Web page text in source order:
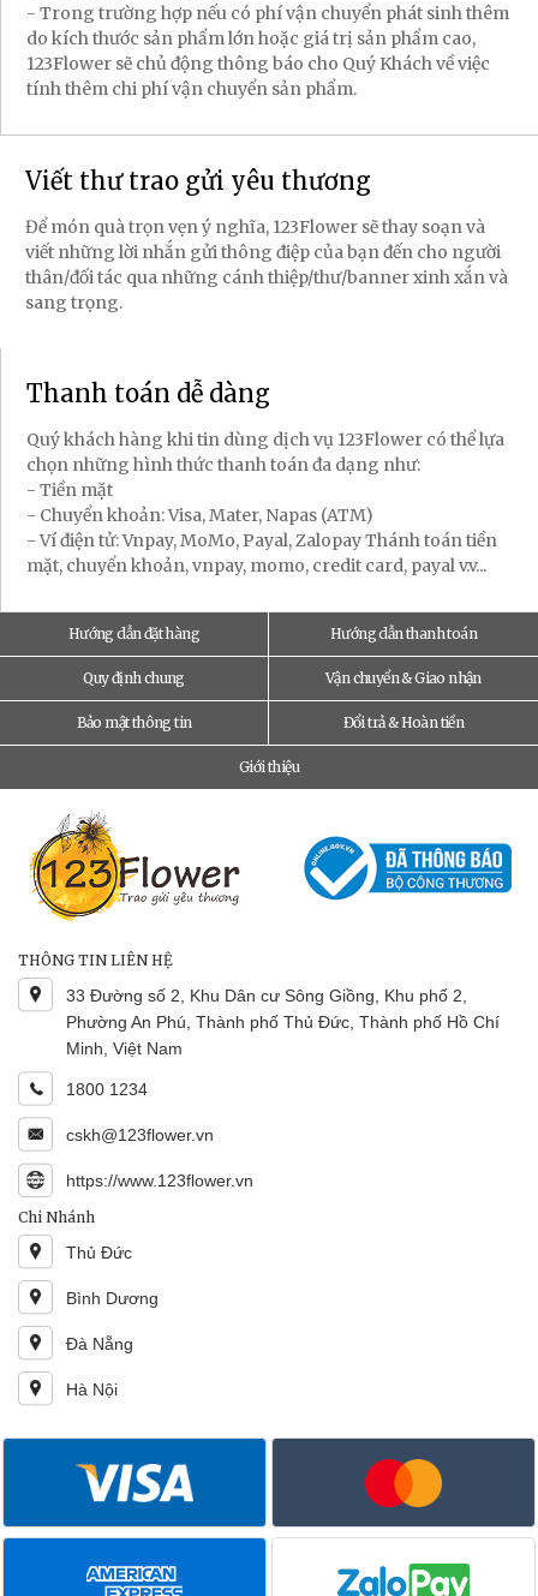
- Trong trường hợp nếu có phí vận chuyển phát sinh thêm
do kích thước sản phẩm lớn hoặc giá trị sản phẩm cao,
123Flower sẽ chủ động thông báo cho Quý Khách về việc
tính thêm chi phí vận chuyển sản phẩm.
Viết thư trao gửi yêu thương
Để món quà trọn vẹn ý nghĩa, 123Flower sẽ thay soạn và
viết những lời nhắn gửi thông điệp của bạn đến cho người
thân/đối tác qua những cánh thiệp/thư/banner xinh xắn và
sang trọng.
Thanh toán dễ dàng
Quý khách hàng khi tin dùng dịch vụ 123Flower có thể lựa
chọn những hình thức thanh toán đa dạng như:
- Tiền mặt
- Chuyển khoản: Visa, Mater, Napas (ATM)
- Ví điện tử: Vnpay, MoMo, Payal, Zalopay Thánh toán tiền
mặt, chuyển khoản, vnpay, momo, credit card, payal v.v...
Hướng dẫn đặt hàng Hướng dẫn thanh toán
Quy định chung Vận chuyển & Giao nhận
Bảo mật thông tin Đổi trả & Hoàn tiền
Giới thiệu
THÔNG TIN LIÊN HỆ
33 Đường số 2, Khu Dân cư Sông Giồng, Khu phố 2,
Phường An Phú, Thành phố Thủ Đức, Thành phố Hồ Chí
Minh, Việt Nam
1800 1234
cskh@123flower.vn
https://www.123flower.vn
Chi Nhánh
Thủ Đức
Bình Dương
Đà Nẵng
Hà Nội